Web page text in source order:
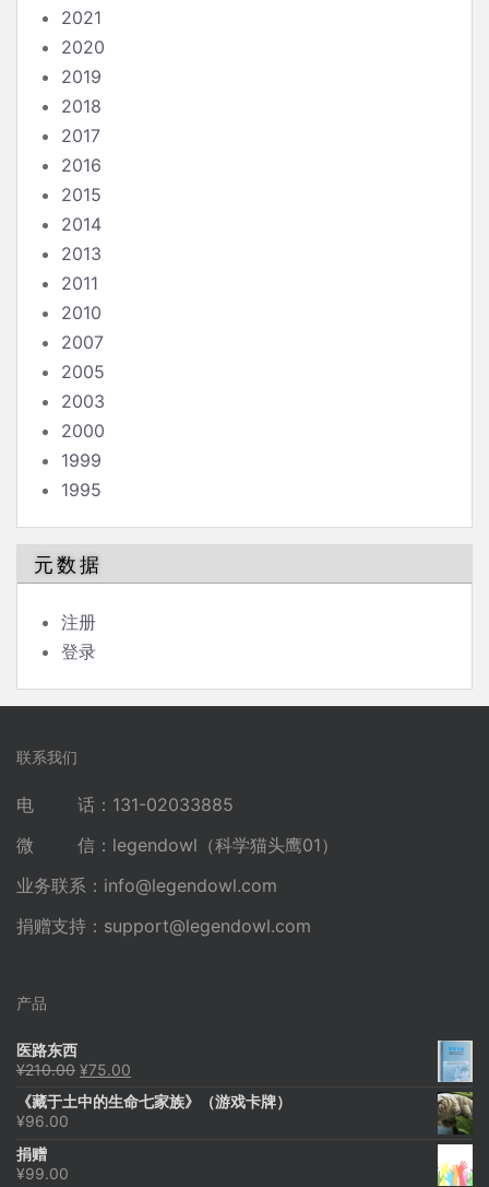
2021
2020
2019
2018
2017
2016
2015
2014
2013
2011
2010
2007
2005
2003
2000
1999
1995
元数据
注册
登录
联系我们
电 话：131-02033885
微 信：legendowl（科学猫头鹰01）
业务联系： info@legendowl.com
捐赠支持： support@legendowl.com
产品
医路东西
¥210.00 原
为：
¥75.00
价
《藏于土中的生命七家族》（游戏卡牌）
¥96.00
捐赠
¥99.00